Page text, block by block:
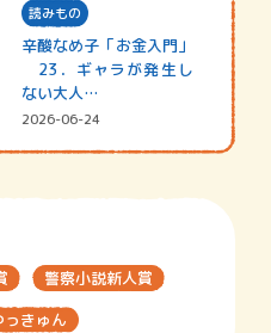
読みもの
辛酸なめ子「お金入門」
23．ギャラが発生し
ない大人…
2026-06-24
警察小説新人賞
っきゅん